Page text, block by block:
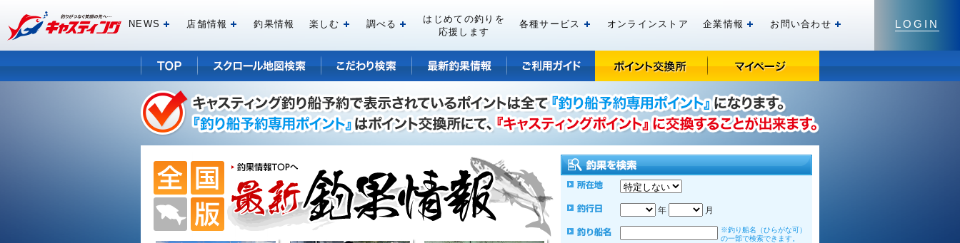
LOGIN
NEWS 開く店舗情報 開く釣果情報 楽しむ 開く調べる 開く
はじめての釣りを
応援します
各種サービス 開くオンラインストア 企業情報 開くお問い合わせ
年 月
※釣り船名（ひらがな可）
の一部で検索できます。